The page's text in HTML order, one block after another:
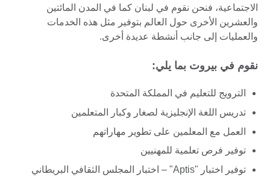
الاجتماعية، فنحن نقوم في لبنان كما في المدن المائتين
والعشرين الأخرى حول العالم بتوفير مثل هذه الخدمات
والعمليات إلى جانب أنشطة عديدة أخرى.
نقوم في بيروت بما يلي:
الترويج للتعليم في المملكة المتحدة
تدريس اللغة الإنجليزية لصغار وكبار المتعلمين
العمل مع المعلمين على تطوير مهاراتهم
توفير فرص تعلمية للمهنيين
توفير اختبار "Aptis" – اختبار المجلس الثقافي البريطاني